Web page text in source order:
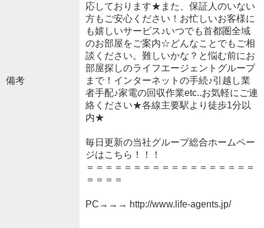
備考
応しております★また、保証人のいない
方もご安心ください！お忙しいお客様に
も嬉しいサービス♪いつでも首都圏全域
のお部屋をご案内☆どんなことでもご相
談ください。難しいかな？と悩む前にお
部屋探しのライフエージェントグループ
まで！インターネットの手続♪引越し業
者手配♪家電の回収作業etc..お気軽にご連
絡ください★各線主要駅より徒歩1分以
内★
毎日更新の当社グループ総合ホームペー
ジはこちら！！！
＝＝＝＝＝＝＝＝＝＝＝＝＝＝＝＝＝＝
＝＝＝＝
PC→→→ http://www.life-agents.jp/